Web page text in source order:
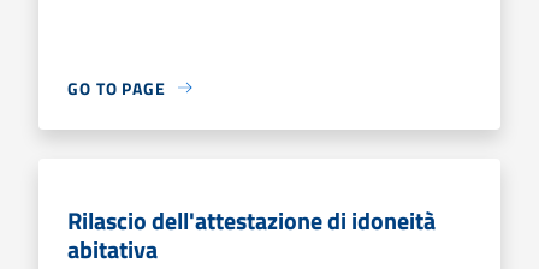
GO TO PAGE
Rilascio dell'attestazione di idoneità
abitativa